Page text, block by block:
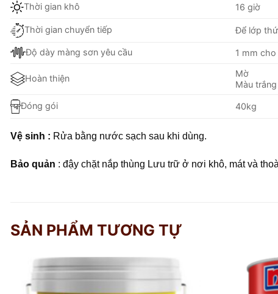
Thời gian khô 16 giờ
Thời gian chuyển tiếp Để lớp
Độ dày màng sơn yêu cầu 1 mm
Hoàn thiện
Mờ
Màu trắng
Đóng gói 40kg
Vệ sinh : Rửa bằng nước sạch sau khi dùng.
Bảo quản : đậy chặt nắp thùng Lưu trữ ở nơi khô, mát và
SẢN PHẨM TƯƠNG TỰ